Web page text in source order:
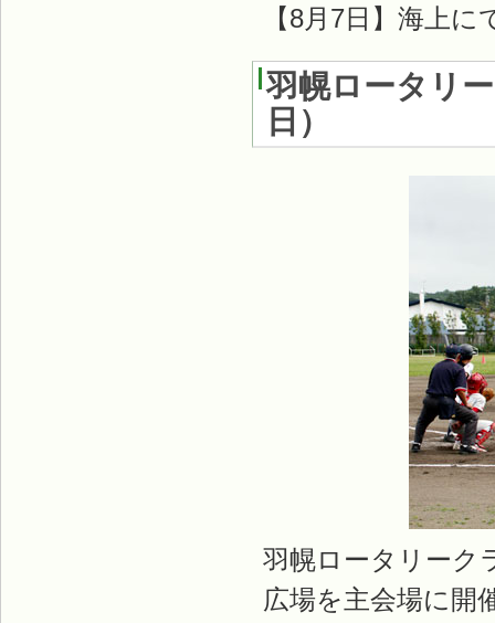
【8月7日】海上
羽幌ロータリ
日）
羽幌ロータリーク
広場を主会場に開